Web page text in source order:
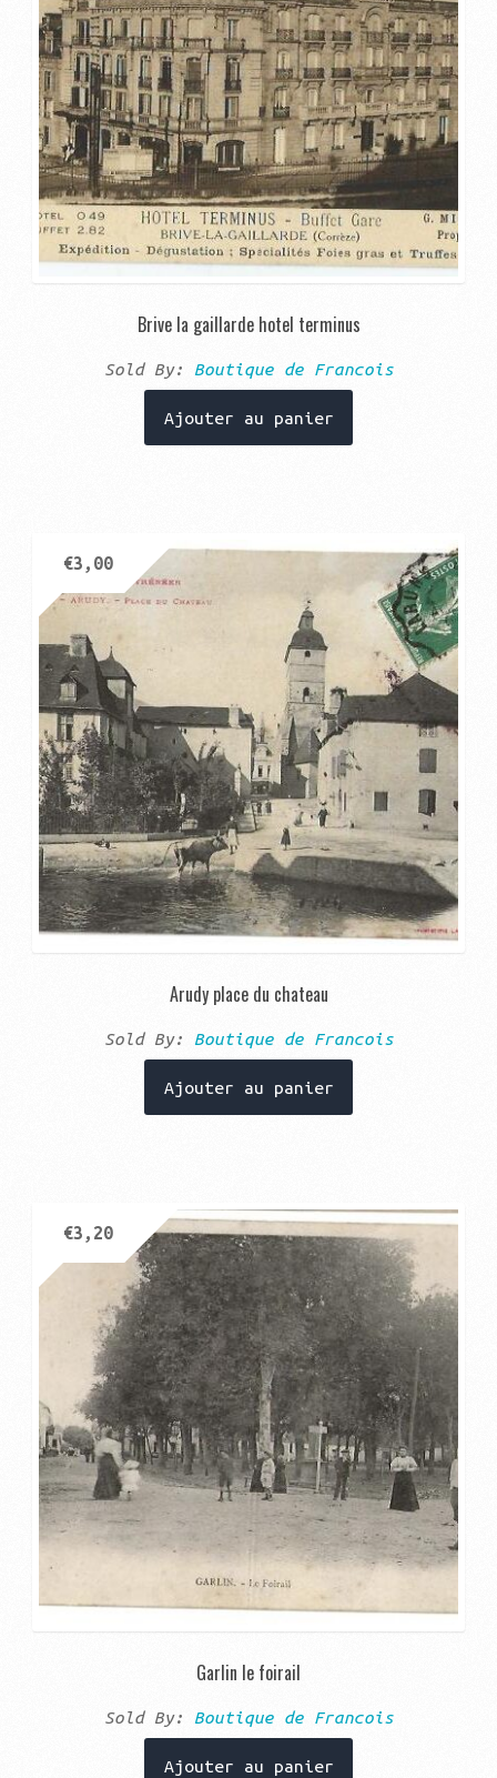
Brive la gaillarde hotel terminus
Sold By: Boutique de Francois
Ajouter au panier
Arudy place du chateau
€3,00
Sold By: Boutique de Francois
Ajouter au panier
Garlin le foirail
€3,20
Sold By: Boutique de Francois
Ajouter au panier